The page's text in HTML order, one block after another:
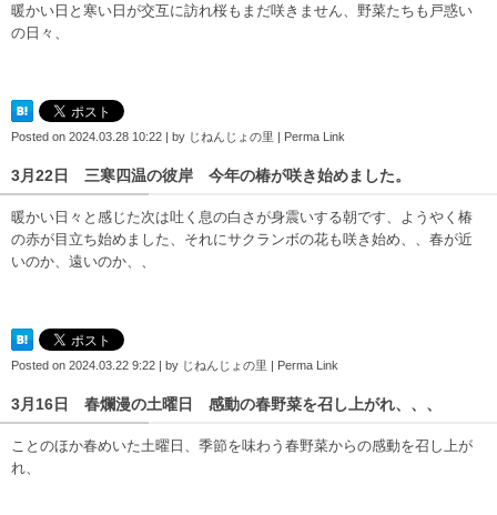
暖かい日と寒い日が交互に訪れ桜もまだ咲きません、野菜たちも戸惑い
の日々、
Posted on 2024.03.28 10:22 | by じねんじょの里 | Perma Link
3月22日 三寒四温の彼岸 今年の椿が咲き始めました。
暖かい日々と感じた次は吐く息の白さが身震いする朝です、ようやく椿
の赤が目立ち始めました、それにサクランボの花も咲き始め、、春が近
いのか、遠いのか、、
Posted on 2024.03.22 9:22 | by じねんじょの里 | Perma Link
3月16日 春爛漫の土曜日 感動の春野菜を召し上がれ、、、
ことのほか春めいた土曜日、季節を味わう春野菜からの感動を召し上が
れ、